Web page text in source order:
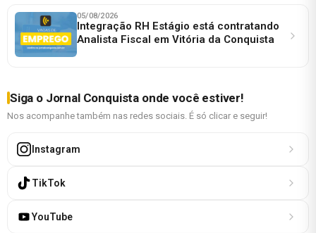
05/08/2026
Integração RH Estágio está contratando
Analista Fiscal em Vitória da Conquista
Siga o Jornal Conquista onde você estiver!
Nos acompanhe também nas redes sociais. É só clicar e seguir!
Instagram
TikTok
YouTube